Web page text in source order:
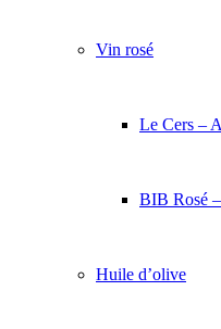
Vin rosé
Le Cers –
BIB Rosé
Huile d’olive